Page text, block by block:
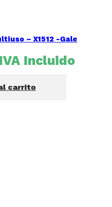
87×49
– X1512 -Gale
IVA Incluido
carrito